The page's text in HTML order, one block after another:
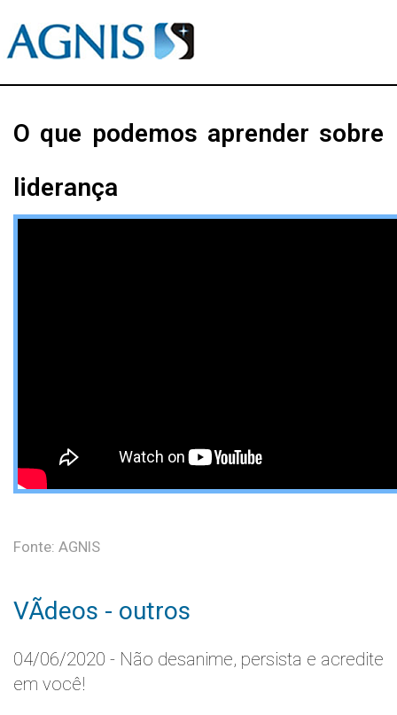
O que podemos aprender sobre
liderança
Fonte: AGNIS
VÃ­deos - outros
04/06/2020 - Não desanime, persista e acredite
em você!